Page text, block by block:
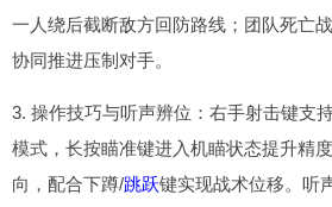
一人绕后截断敌方回防路线；团队死亡
协同推进压制对手。
3. 操作技巧与听声辨位：右手射击键支
模式，长按瞄准键进入机瞄状态提升精
向，配合下蹲/跳跃键实现战术位移。听